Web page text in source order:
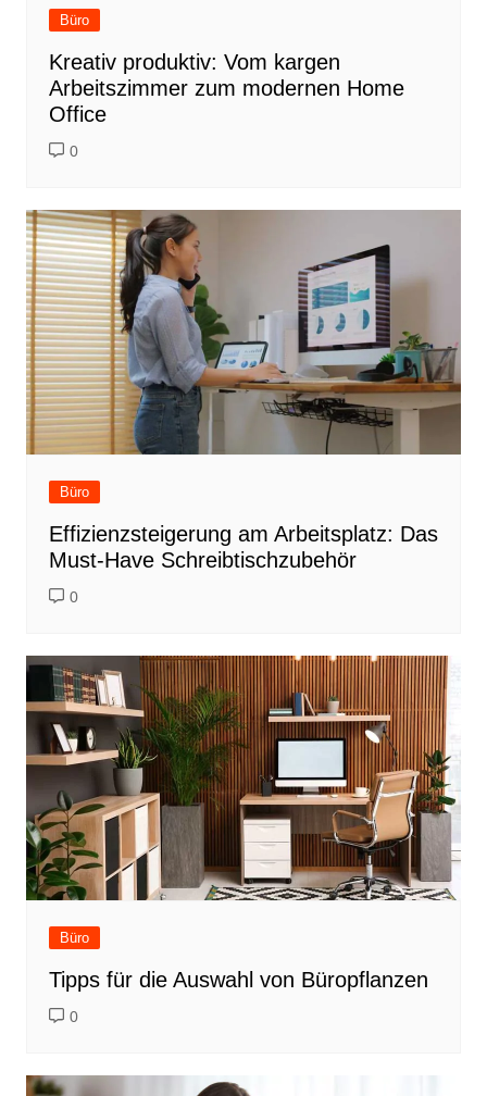
Büro
Kreativ produktiv: Vom kargen
Arbeitszimmer zum modernen Home
Office
0
Büro
Effizienzsteigerung am Arbeitsplatz: Das
Must-Have Schreibtischzubehör
0
Büro
Tipps für die Auswahl von Büropflanzen
0